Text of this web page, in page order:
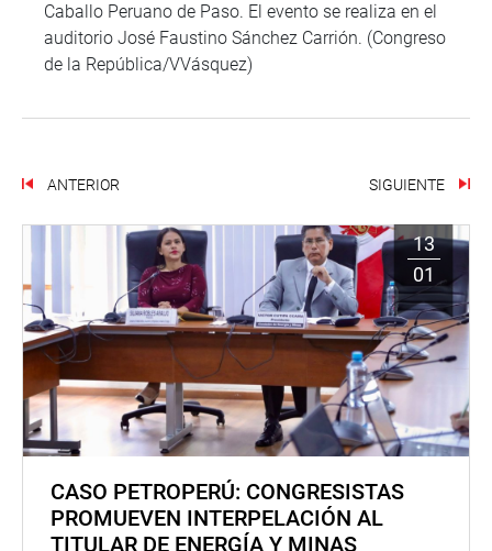
Caballo Peruano de Paso. El evento se realiza en el
auditorio José Faustino Sánchez Carrión. (Congreso
de la República/VVásquez)
ANTERIOR SIGUIENTE
13
01
CASO PETROPERÚ: CONGRESISTAS
PROMUEVEN INTERPELACIÓN AL
TITULAR DE ENERGÍA Y MINAS